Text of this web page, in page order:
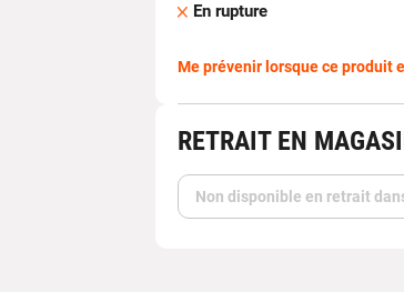
En rupture
Me prévenir lorsque ce produit
RETRAIT EN
Non disponible en retrait